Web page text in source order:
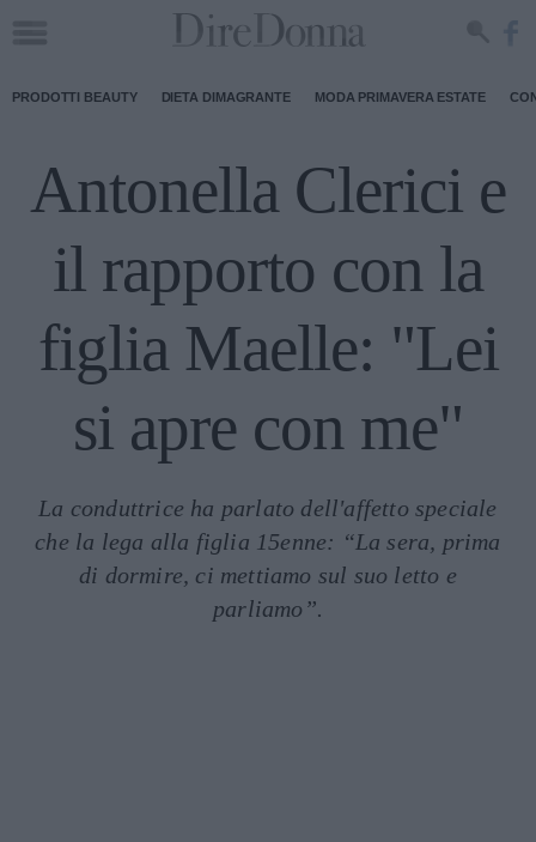
PRODOTTI BEAUTY DIETA DIMAGRANTE MODA PRIMAVERA ESTATE
Antonella Clerici e
il rapporto con la
figlia Maelle: "Lei
si apre con me"
La conduttrice ha parlato dell'affetto speciale
che la lega alla figlia 15enne: “La sera, prima
di dormire, ci mettiamo sul suo letto e
parliamo”.